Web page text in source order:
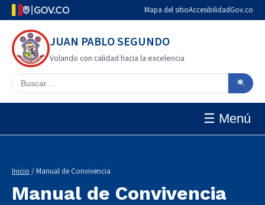
Mapa del sitioAccesibilidadGov.co
JUAN PABLO SEGUNDO
Volando con calidad hacia la excelencia
Buscar en el sitio
☰ Menú
Inicio / Manual de Convivencia
Manual de Convivencia